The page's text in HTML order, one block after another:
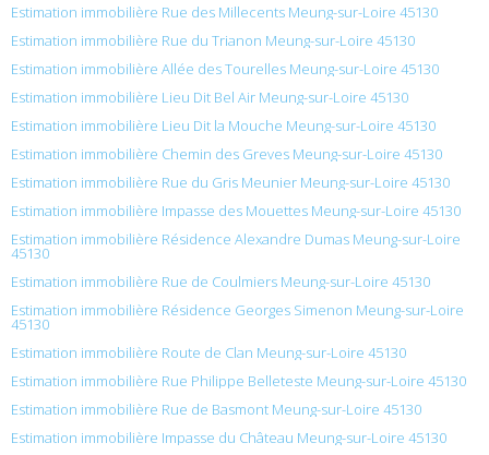
Estimation immobilière Rue des Millecents Meung-sur-Loire 45130
Estimation immobilière Rue du Trianon Meung-sur-Loire 45130
Estimation immobilière Allée des Tourelles Meung-sur-Loire 45130
Estimation immobilière Lieu Dit Bel Air Meung-sur-Loire 45130
Estimation immobilière Lieu Dit la Mouche Meung-sur-Loire 45130
Estimation immobilière Chemin des Greves Meung-sur-Loire 45130
Estimation immobilière Rue du Gris Meunier Meung-sur-Loire 45130
Estimation immobilière Impasse des Mouettes Meung-sur-Loire 45130
Estimation immobilière Résidence Alexandre Dumas Meung-sur-Loire
45130
Estimation immobilière Rue de Coulmiers Meung-sur-Loire 45130
Estimation immobilière Résidence Georges Simenon Meung-sur-Loire
45130
Estimation immobilière Route de Clan Meung-sur-Loire 45130
Estimation immobilière Rue Philippe Belleteste Meung-sur-Loire 45130
Estimation immobilière Rue de Basmont Meung-sur-Loire 45130
Estimation immobilière Impasse du Château Meung-sur-Loire 45130